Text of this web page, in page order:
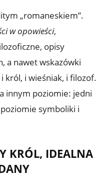
„romaneskiem”.
w opowieści,
opisy
a nawet wskazówki
król, i wieśniak, i filozof.
innym poziomie: jedni
symboliki i
KRÓL, IDEALNA